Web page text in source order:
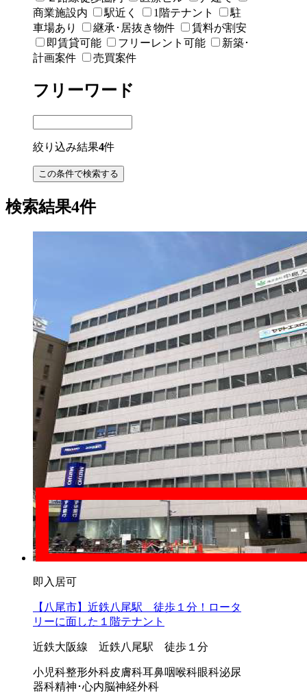
商業施設内
駅近く 1階テナント
駐
車場あり
継承･居抜き物件
賃料が割安
即賃貸可能
フリーレント可能
新築･
計画案件
売買案件
フリーワード
絞り込み結果4件
検索結果4件
即入居可
【八尾市】近鉄八尾駅 徒歩１分！ロータ
リーに面した１階テナント
近鉄大阪線 近鉄八尾駅 徒歩１分
小児科整形外科皮膚科耳鼻咽喉科眼科泌尿
器科精神･心内 脳神経外科